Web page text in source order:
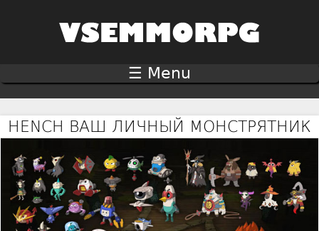
HENCH ВАШ ЛИЧНЫЙ МОНСТРЯТНИК
☰ Menu